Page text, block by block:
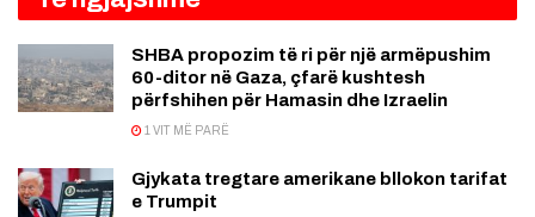
SHBA propozim të ri për një armëpushim
60-ditor në Gaza, çfarë kushtesh
përfshihen për Hamasin dhe Izraelin
1 VIT MË PARË
Gjykata tregtare amerikane bllokon tarifat
e Trumpit